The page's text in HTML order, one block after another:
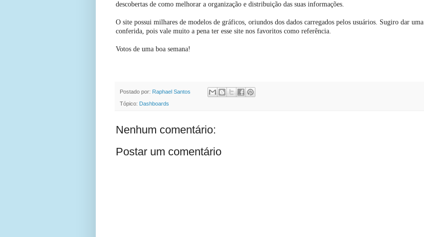
descobertas de como melhorar a organização e distribuição das suas informações.
O site possui milhares de modelos de gráficos, oriundos dos dados carregados pelos usuários. Sugiro dar uma
conferida, pois vale muito a pena ter esse site nos favoritos como referência.
Votos de uma boa semana!
Postado por: Raphael Santos
Tópico: Dashboards
Nenhum comentário:
Postar um comentário